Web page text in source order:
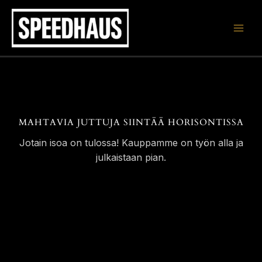
Siirry
sisältöön
MAHTAVIA JUTTUJA SIINTÄÄ HORISONTISSA
Jotain isoa on tulossa! Kauppamme on työn alla ja
julkaistaan pian.